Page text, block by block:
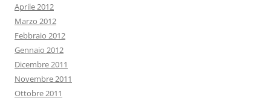
Aprile 2012
Marzo 2012
Febbraio 2012
Gennaio 2012
Dicembre 2011
Novembre 2011
Ottobre 2011